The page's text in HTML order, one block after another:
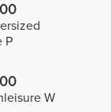
P
W